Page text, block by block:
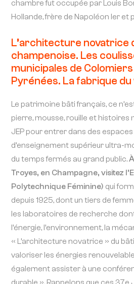
chambre fut occupée par Louis
Hollande, frère de Napoléon Ier et
L’architecture novatrice
champenoise. Les
municipales de
Pyrénées. La fabrique
Le patrimoine bâti français, ce
pierre, mousse, rouille et histoires
JEP pour entrer dans des
d’enseignement supérieur ultra-
du temps fermés au grand public.
Troyes, en Champagne, visitez
Polytechnique Féminine) qui
depuis 1925, dont un tiers de
les laboratoires de recherche
l’énergie, l’environnement, la
« L’architecture novatrice » du
valoriser les énergies
également assister à une